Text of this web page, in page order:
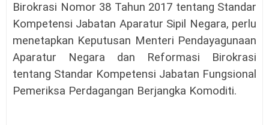
Birokrasi Nomor 38 Tahun 2017 tentang Standar
Kompetensi Jabatan Aparatur Sipil Negara, perlu
menetapkan Keputusan Menteri Pendayagunaan
Aparatur Negara dan Reformasi Birokrasi
tentang Standar Kompetensi Jabatan Fungsional
Pemeriksa Perdagangan Berjangka Komoditi.